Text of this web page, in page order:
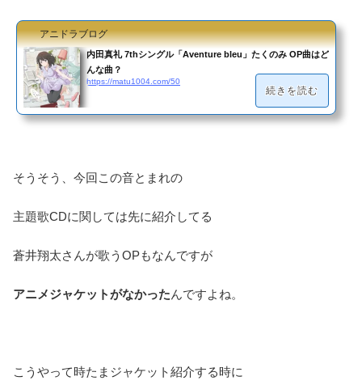
アニドラブログ
内田真礼 7thシングル「Aventure bleu」たくのみ OP曲はど
んな曲？
https://matu1004.com/50
続きを読む
そうそう、今回この音とまれの
主題歌CDに関しては先に紹介してる
蒼井翔太さんが歌うOPもなんですが
アニメジャケットがなかったんですよね。
こうやって時たまジャケット紹介する時に